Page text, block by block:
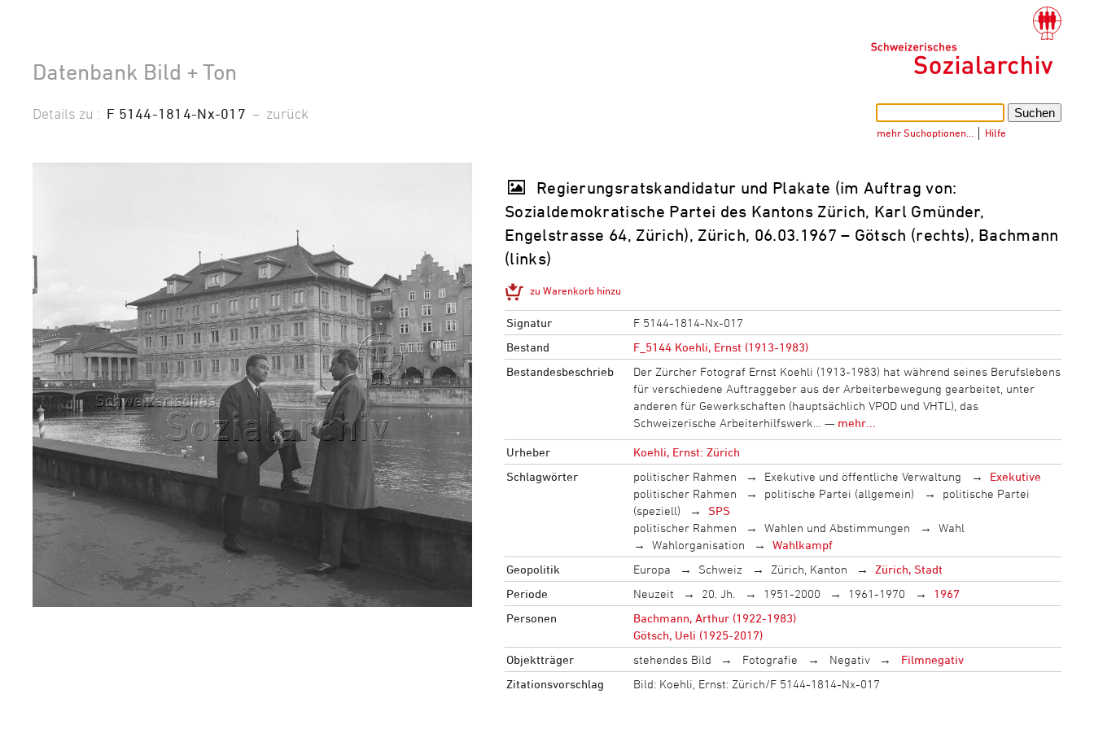
Datenbank Bild + Ton
mehr Suchoptionen… Hilfe
Details zu : F 5144-1814-Nx-017 – zurück
Regierungsratskandidatur und Plakate (im Auftrag von:
Sozialdemokratische Partei des Kantons Zürich, Karl Gmünder,
Engelstrasse 64, Zürich), Zürich, 06.03.1967 – Götsch (rechts), Bachmann
(links)
zu Warenkorb hinzu
Signatur
F 5144-1814-Nx-017
Bestand
F_5144 Koehli, Ernst (1913-1983)
Bestandesbeschrieb
Der Zürcher Fotograf Ernst Koehli (1913-1983) hat während seines Berufslebens
für verschiedene Auftraggeber aus der Arbeiterbewegung gearbeitet, unter
anderen für Gewerkschaften (hauptsächlich VPOD und VHTL), das
Schweizerische Arbeiterhilfswerk… — mehr...
Urheber
Koehli, Ernst: Zürich
Schlagwörter
politischer Rahmen Exekutive und öffentliche Verwaltung
Exekutive
politischer Rahmen
politische Partei (allgemein)
politische Partei
(speziell)
SPS
politischer Rahmen
Wahlen und Abstimmungen
Wahl
Wahlorganisation
Wahlkampf
Geopolitik
Europa Schweiz Zürich, Kanton
Zürich, Stadt
Periode
Neuzeit 20. Jh. 1951-2000 1961-1970
1967
Personen
Bachmann, Arthur (1922-1983)
Götsch, Ueli (1925-2017)
Objektträger
stehendes Bild Fotografie Negativ
Filmnegativ
Zitationsvorschlag
Bild: Koehli, Ernst: Zürich/F 5144-1814-Nx-017